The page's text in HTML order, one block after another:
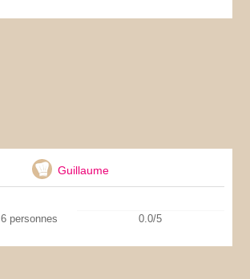
Guillaume
6 personnes 0.0/5